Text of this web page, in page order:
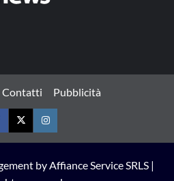
Contatti Pubblicità
TwitterInstagram
by Affiance Service SRLS |